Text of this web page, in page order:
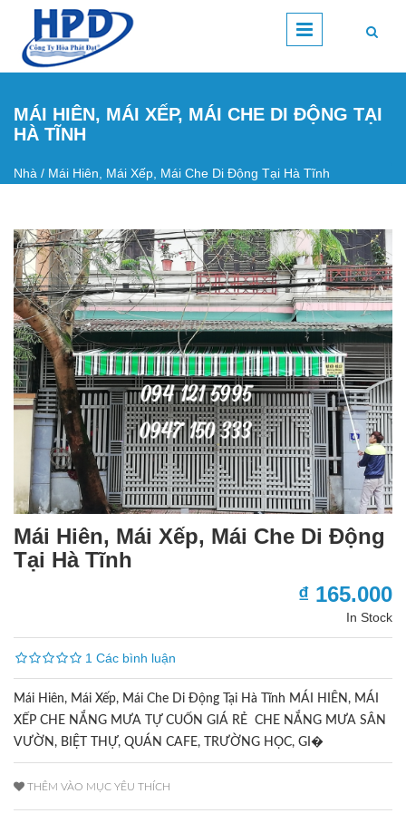
Nhảy đến nội dung
MÁI HIÊN, MÁI XẾP, MÁI CHE DI ĐỘNG TẠI
HÀ TĨNH
Bạn đang ở đây
Nhà / Mái Hiên, Mái Xếp, Mái Che Di Động Tại Hà Tĩnh
Mái Hiên, Mái Xếp, Mái Che Di Động
Tại Hà Tĩnh
₫ 165.000
In Stock
1 Các bình luận
Mái Hiên, Mái Xếp, Mái Che Di Động Tại Hà Tĩnh MÁI HIÊN, MÁI
XẾP CHE NẮNG MƯA TỰ CUỐN GIÁ RẺ CHE NẮNG MƯA SÂN
VƯỜN, BIỆT THỰ, QUÁN CAFE, TRƯỜNG HỌC, GI�
THÊM VÀO MỤC YÊU THÍCH